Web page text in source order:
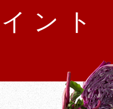
ント